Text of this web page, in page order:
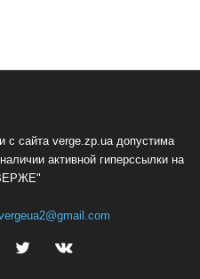
с сайта verge.zp.ua допустима
активной гиперссылки на